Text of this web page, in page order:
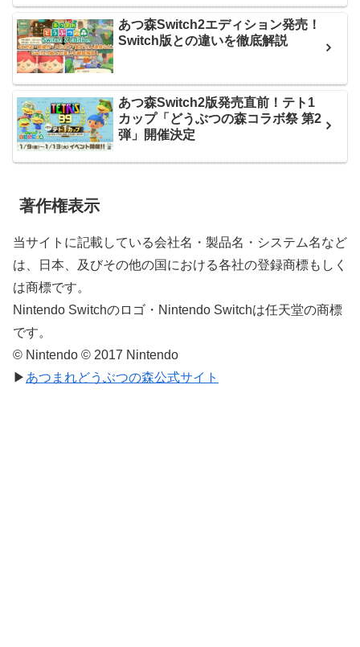
あつ森Switch2エディション発売！
Switch版との違いを徹底解説
あつ森Switch2版発売直前！テト1
カップ「どうぶつの森コラボ祭 第2
弾」開催決定
著作権表示
当サイトに記載している会社名・製品名・システム名など
は、日本、及びその他の国における各社の登録商標もしく
は商標です。
Nintendo Switchのロゴ・Nintendo Switchは任天堂の商標
です。
© Nintendo © 2017 Nintendo
▶ あつまれどうぶつの森公式サイト